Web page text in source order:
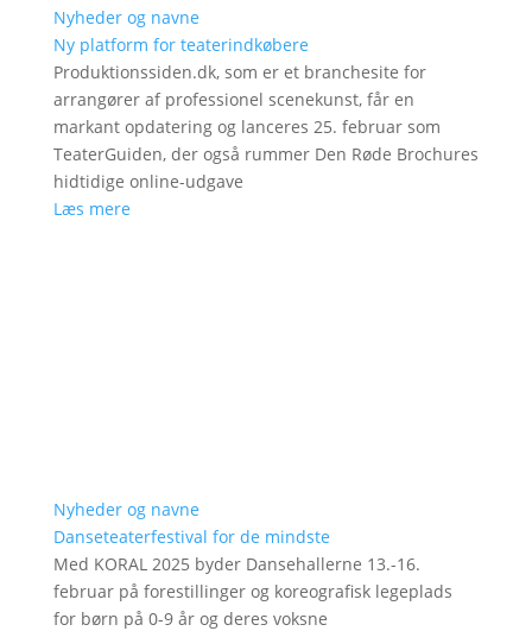
Nyheder og navne
Ny platform for teaterindkøbere
Produktionssiden.dk, som er et branchesite for
arrangører af professionel scenekunst, får en
markant opdatering og lanceres 25. februar som
TeaterGuiden, der også rummer Den Røde Brochures
hidtidige online-udgave
Læs mere
Nyheder og navne
Danseteaterfestival for de mindste
Med KORAL 2025 byder Dansehallerne 13.-16.
februar på forestillinger og koreografisk legeplads
for børn på 0-9 år og deres voksne